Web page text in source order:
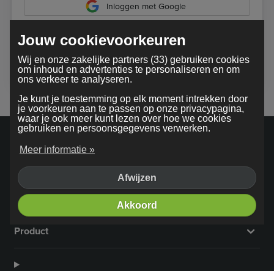
Inloggen met Google
algemene voorwaarden
Bedrijf
Product
Jouw cookievoorkeuren
Wij en onze zakelijke partners (33) gebruiken cookies
om inhoud en advertenties te personaliseren en om
ons verkeer te analyseren.
Je kunt je toestemming op elk moment intrekken door
je voorkeuren aan te passen op onze privacypagina,
waar je ook meer kunt lezen over hoe we cookies
gebruiken en persoonsgegevens verwerken.
Meer informatie »
Afwijzen
Akkoord